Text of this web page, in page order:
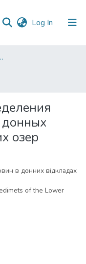
Log In (current)
І. Мечникова
донных
озер
в донних відкладах
of the Lower